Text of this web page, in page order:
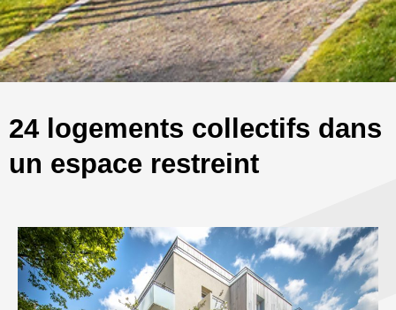
24 logements collectifs dans
un espace restreint